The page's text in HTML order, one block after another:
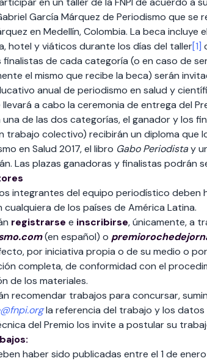
García Márquez de Periodismo que se
en Medellín, Colombia. La beca incluye
hotel y viáticos durante los días del taller[1]
finalistas de cada categoría (o en caso de
el mismo que recibe la beca) serán
anual de periodismo en salud y
a cabo la ceremonia de entrega del
una de las dos categorías, el ganador y los
trabajo colectivo) recibirán un diploma que
en Salud 2017, el libro Gabo Periodistay
Las plazas ganadoras y finalistas podrán
integrantes del equipo periodístico deben
de los países de América Latina.
registrarse e inscribirse, únicamente, a
(en español) o
por iniciativa propia o de su medio o
completa, de conformidad con el
de los materiales.
recomendar trabajos para concursar,
la referencia del trabajo y los
del Premio los invite a postular su
haber sido publicadas entre el 1 de